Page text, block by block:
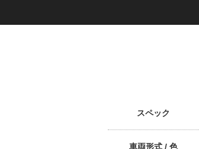
スペック
車両形式 / 色